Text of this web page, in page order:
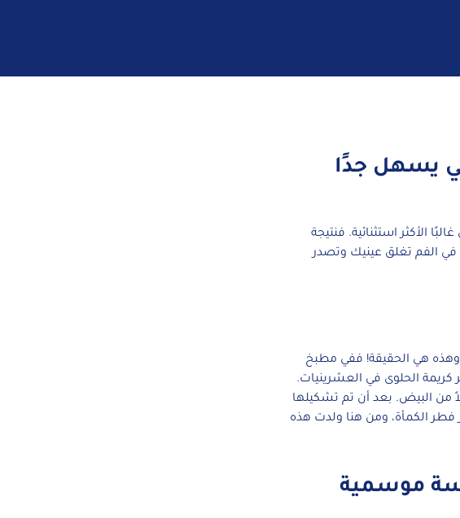
يسهل جدًا
الأكثر استثنائية. فنتيجة
الفم تغلق عينيك وتصدر
وهذه هي الحقيقة! ففي مطبخ
الحلوى في العشرينيات.
من البيض. بعد أن تم تشكيلها
فطر الكمأة، ومن هنا ولدت هذه
موسمية